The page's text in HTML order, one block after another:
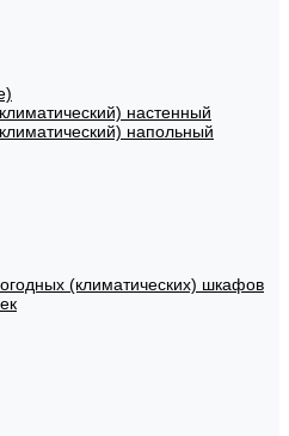
настенный
напольный
(климатических) шкафов